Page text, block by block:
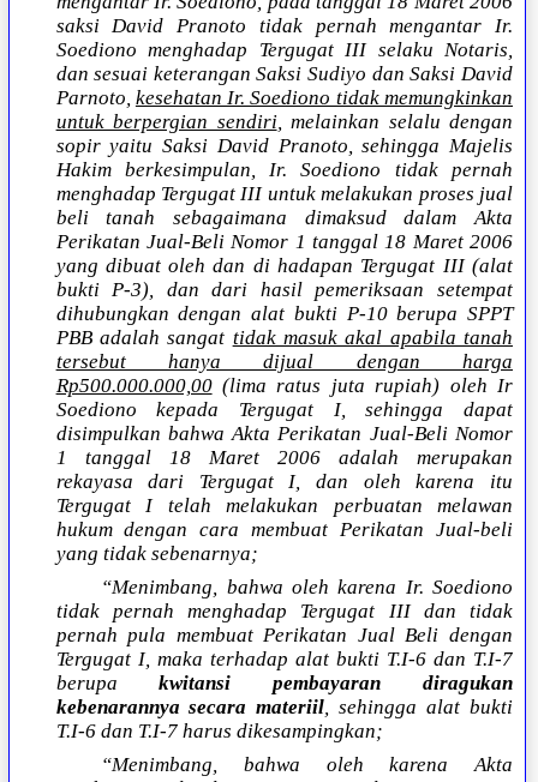
saksi David Pranoto tidak pernah mengantar Ir.
Soediono menghadap Tergugat III selaku Notaris,
dan sesuai keterangan Saksi Sudiyo dan Saksi David
Parnoto, kesehatan Ir. Soediono tidak memungkinkan
untuk berpergian sendiri, melainkan selalu dengan
sopir yaitu Saksi David Pranoto, sehingga Majelis
Hakim berkesimpulan, Ir. Soediono tidak pernah
menghadap Tergugat III untuk melakukan proses jual
beli tanah sebagaimana dimaksud dalam Akta
Perikatan Jual-Beli Nomor 1 tanggal 18 Maret 2006
yang dibuat oleh dan di hadapan Tergugat III (alat
bukti P-3), dan dari hasil pemeriksaan setempat
dihubungkan dengan alat bukti P-10 berupa SPPT
PBB adalah sangat tidak masuk akal apabila tanah
tersebut hanya dijual dengan harga
Rp500.000.000,00(lima ratus juta rupiah) oleh Ir
Soediono kepada Tergugat I, sehingga dapat
disimpulkan bahwa Akta Perikatan Jual-Beli Nomor
1 tanggal 18 Maret 2006 adalah merupakan
rekayasa dari Tergugat I, dan oleh karena itu
Tergugat I telah melakukan perbuatan melawan
hukum dengan cara membuat Perikatan Jual-beli
yang tidak sebenarnya;
“Menimbang, bahwa oleh karena Ir. Soediono
tidak pernah menghadap Tergugat III dan tidak
pernah pula membuat Perikatan Jual Beli dengan
Tergugat I, maka terhadap alat bukti T.I-6 dan T.I-7
berupakwitansi pembayaran diragukan
kebenarannya secara materiil, sehingga alat bukti
T.I-6 dan T.I-7 harus dikesampingkan;
“Menimbang, bahwa oleh karena Akta